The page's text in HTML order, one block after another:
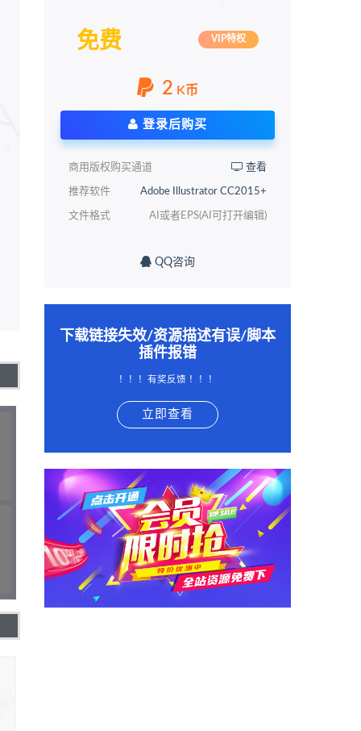
免费 VIP特权
2 K币
登录后购买
商用版权购买通道 查看
推荐软件 Adobe Illustrator CC2015+
文件格式 AI或者EPS(AI可打开编辑)
QQ咨询
下载链接失效/资源描述有误/脚本
插件报错
！！！有奖反馈 ！！！
立即查看